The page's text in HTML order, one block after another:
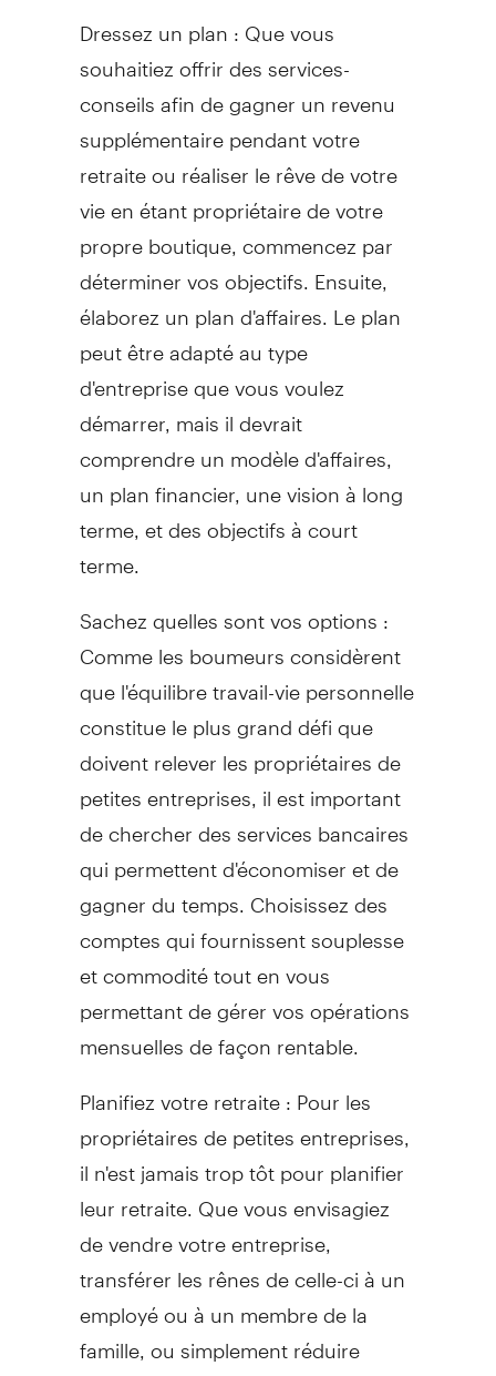
Dressez un plan : Que vous
souhaitiez offrir des services-
conseils afin de gagner un revenu
supplémentaire pendant votre
retraite ou réaliser le rêve de votre
vie en étant propriétaire de votre
propre boutique, commencez par
déterminer vos objectifs. Ensuite,
élaborez un plan d'affaires. Le plan
peut être adapté au type
d'entreprise que vous voulez
démarrer, mais il devrait
comprendre un modèle d'affaires,
un plan financier, une vision à long
terme, et des objectifs à court
terme.
Sachez quelles sont vos options :
Comme les boumeurs considèrent
que l'équilibre travail-vie personnelle
constitue le plus grand défi que
doivent relever les propriétaires de
petites entreprises, il est important
de chercher des services bancaires
qui permettent d'économiser et de
gagner du temps. Choisissez des
comptes qui fournissent souplesse
et commodité tout en vous
permettant de gérer vos opérations
mensuelles de façon rentable.
Planifiez votre retraite : Pour les
propriétaires de petites entreprises,
il n'est jamais trop tôt pour planifier
leur retraite. Que vous envisagiez
de vendre votre entreprise,
transférer les rênes de celle-ci à un
employé ou à un membre de la
famille, ou simplement réduire